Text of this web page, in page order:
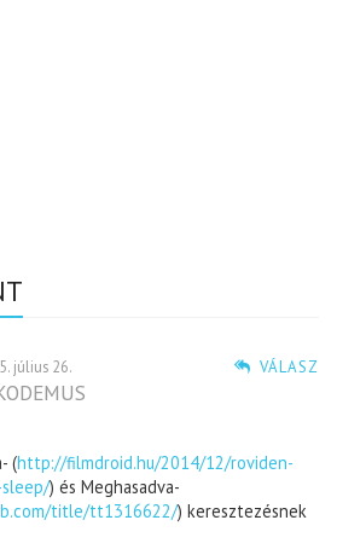
VÁLASZ
július 26.
(http://filmdroid.hu/2014/12/roviden-
) és Meghasadva-
title/tt1316622/) keresztezésnek